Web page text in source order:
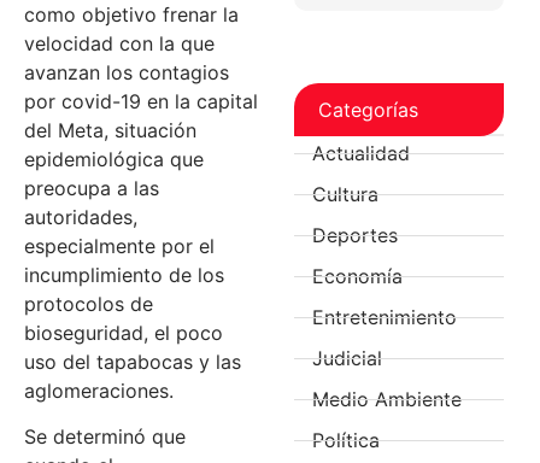
como objetivo frenar la
velocidad con la que
avanzan los contagios
por covid-19 en la capital
del Meta, situación
epidemiológica que
preocupa a las
autoridades,
especialmente por el
incumplimiento de los
protocolos de
bioseguridad, el poco
uso del tapabocas y las
aglomeraciones.
Se determinó que
Categorías
Actualidad
Cultura
Deportes
Economía
Entretenimiento
Judicial
Medio Ambiente
Política